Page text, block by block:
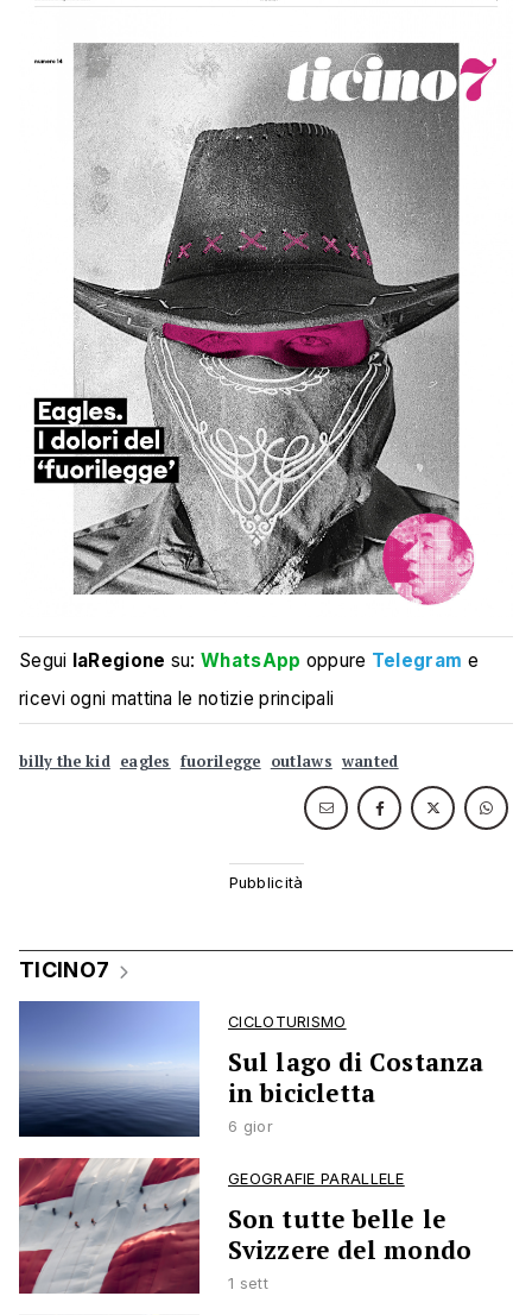
Segui laRegione su:WhatsApp oppure Telegram e
ricevi ogni mattina le notizie principali
billy the kid eagles fuorilegge outlaws wanted
TICINO7
CICLOTURISMO
Sul lago di Costanza
in bicicletta
6 gior
GEOGRAFIE PARALLELE
Son tutte belle le
Svizzere del mondo
1 sett